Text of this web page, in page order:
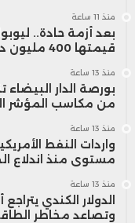
منذ 11 ساعة
بعد أزمة حادة..
قيمتها 400 مليون دولار
منذ 13 ساعة
بورصة الدار
من مكاسب المؤشر
منذ 13 ساعة
واردات النفط
مستوى منذ اندلاع
منذ 13 ساعة
الدولار الكندي
وتصاعد مخاطر